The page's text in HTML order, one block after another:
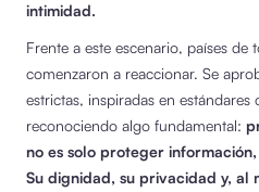
intimidad.
Frente a este escenario, países de
comenzaron a reaccionar. Se
estrictas, inspiradas en
reconociendo algo fundamental:
no es solo proteger
Su dignidad, su privacidad y, al